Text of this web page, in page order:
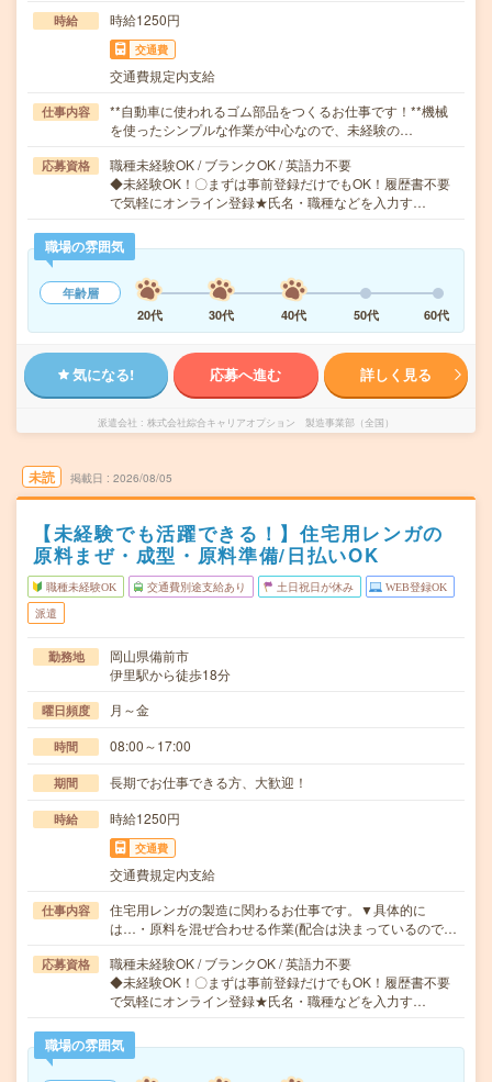
時給 時給1250円
交通費
交通費規定内支給
仕事内容
**自動車に使われるゴム部品をつくるお仕事です！**機械
を使ったシンプルな作業が中心なので、未経験の…
応募資格
職種未経験OK / ブランクOK / 英語力不要
◆未経験OK！〇まずは事前登録だけでもOK！履歴書不要
で気軽にオンライン登録★氏名・職種などを入力す…
職場の雰囲気
年齢層
20代
30代 40代 50代 60代
気になる! 応募へ進む 詳しく見る
派遣会社 株式会社綜合キャリアオプション 製造事業部（全国）
未読 掲載日 2026/08/05
【未経験でも活躍できる！】住宅用レンガの
原料まぜ・成型・原料準備/日払いOK
職種未経験OK 交通費別途支給あり 土日祝日が休み WEB登録OK
派遣
勤務地
岡山県備前市
伊里駅から徒歩18分
曜日頻度 月～金
時間 08:00～17:00
期間 長期でお仕事できる方、大歓迎！
時給 時給1250円
交通費
交通費規定内支給
仕事内容
住宅用レンガの製造に関わるお仕事です。▼具体的に
は…・原料を混ぜ合わせる作業(配合は決まっているので…
応募資格
職種未経験OK / ブランクOK / 英語力不要
◆未経験OK！〇まずは事前登録だけでもOK！履歴書不要
で気軽にオンライン登録★氏名・職種などを入力す…
職場の雰囲気